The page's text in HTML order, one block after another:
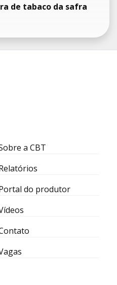
de tabaco da safra
a CBT
do produtor